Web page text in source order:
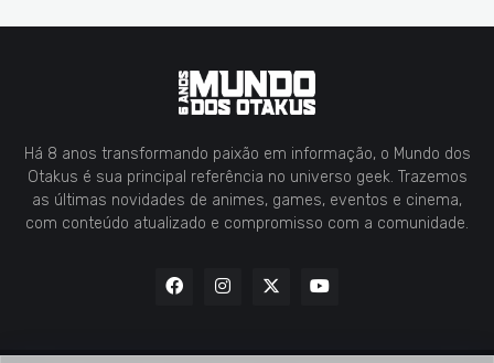
Há 8 anos transformando paixão em informação, o Mundo dos
Otakus é sua principal referência no universo geek. Trazemos
as últimas novidades de animes, games, eventos e cinema,
com conteúdo atualizado e compromisso com a comunidade.